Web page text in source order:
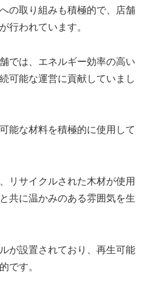
の取り組みも積極的で、店舗
行われています。
では、エネルギー効率の高い
可能な運営に貢献していまし
能な材料を積極的に使用して
リサイクルされた木材が使用
共に温かみのある雰囲気を生
が設置されており、再生可能
です。